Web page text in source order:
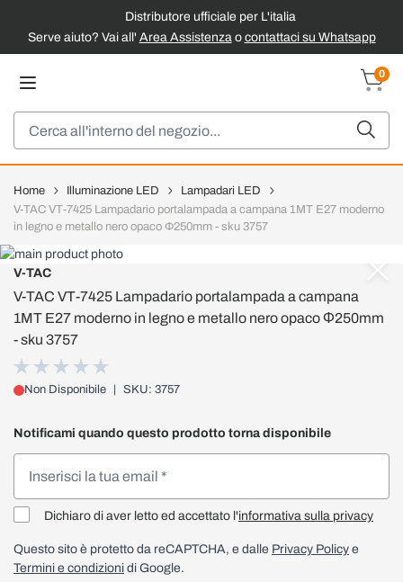
Distributore ufficiale per L'italia
Serve aiuto? Vai all' Area Assistenzao contattaci su Whatsapp
0
Home Illuminazione LED
Lampadari LED
V-TAC VT-7425 Lampadario portalampada a campana 1MT E27 moderno
in legno e metallo nero opaco Ф250mm - sku 3757
V-TAC
V-TAC VT-7425 Lampadario portalampada a campana
1MT E27 moderno in legno e metallo nero opaco Ф250mm
- sku 3757
Non Disponibile SKU: 3757
Notificami quando questo prodotto torna disponibile
Dichiaro di aver letto ed accettato l'informativa sulla privacy
Questo sito è protetto da reCAPTCHA, e dalle Privacy Policy e
Termini e condizioni di Google.